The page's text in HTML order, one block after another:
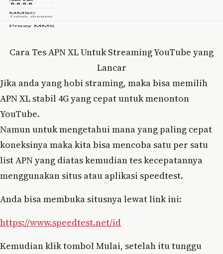
Cara Tes APN XL Untuk Streaming YouTube yang
Lancar
Jika anda yang hobi straming, maka bisa memilih
APN XL stabil 4G yang cepat untuk menonton
YouTube.
Namun untuk mengetahui mana yang paling cepat
koneksinya maka kita bisa mencoba satu per satu
list APN yang diatas kemudian tes kecepatannya
menggunakan situs atau aplikasi speedtest.
Anda bisa membuka situsnya lewat link ini:
https://www.speedtest.net/id
Kemudian klik tombol Mulai, setelah itu tunggu